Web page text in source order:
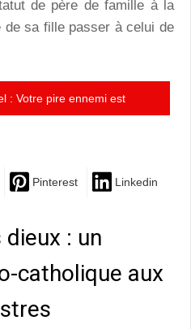
de père de famille à la
de sa fille passer à celui de
: Votre pire ennemi est
Pinterest Linkedin
: un
catholique aux